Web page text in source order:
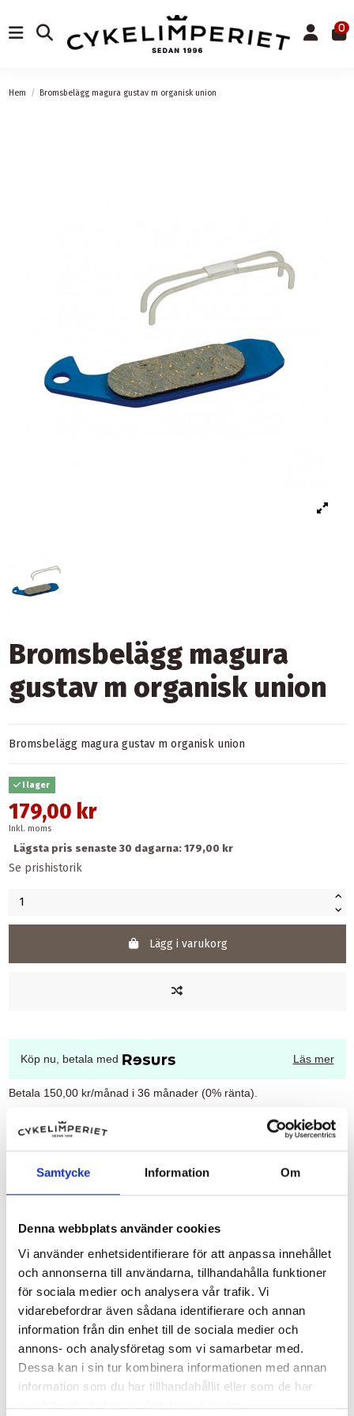
Samtycke Information Om
Denna webbplats använder cookies
Vi använder enhetsidentifierare för att anpassa innehållet
och annonserna till användarna, tillhandahålla funktioner
för sociala medier och analysera vår trafik. Vi
vidarebefordrar även sådana identifierare och annan
information från din enhet till de sociala medier och
annons- och analysföretag som vi samarbetar med.
Dessa kan i sin tur kombinera informationen med annan
information som du har tillhandahållit eller som de har
samlat i när du har använt deras tjänster.
0
Hem Bromsbelägg magura gustav m organisk union
Bromsbelägg magura
gustav m organisk union
Bromsbelägg magura gustav m organisk union
I lager
179,00 kr
Inkl. moms
Lägsta pris senaste 30 dagarna: 179,00 kr
Se prishistorik
Lägg i varukorg
Köp nu, betala med Läs mer
Betala 150,00 kr/månad i 36 månader (0% ränta).
Administrationsavgift per månad: 49,00 kr
För 36 månader blir det totalt 228,00 kr.
Om du inte kan betala tillbaka skulden i tid riskerar
svårigheter att få hyra bostad, teckna abonnemang
och få nya lån. För stöd, vänd dig till budget- och
skuldrådgivningen i din kommun. Kontaktuppgifter
finns påkonsumentverket.se.
Produktdetaljer
Referens DBP-18
EAN 8590966380183